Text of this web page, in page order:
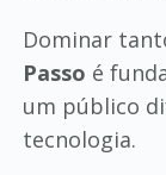
Dominar
Passo é
um público
tecnologia.